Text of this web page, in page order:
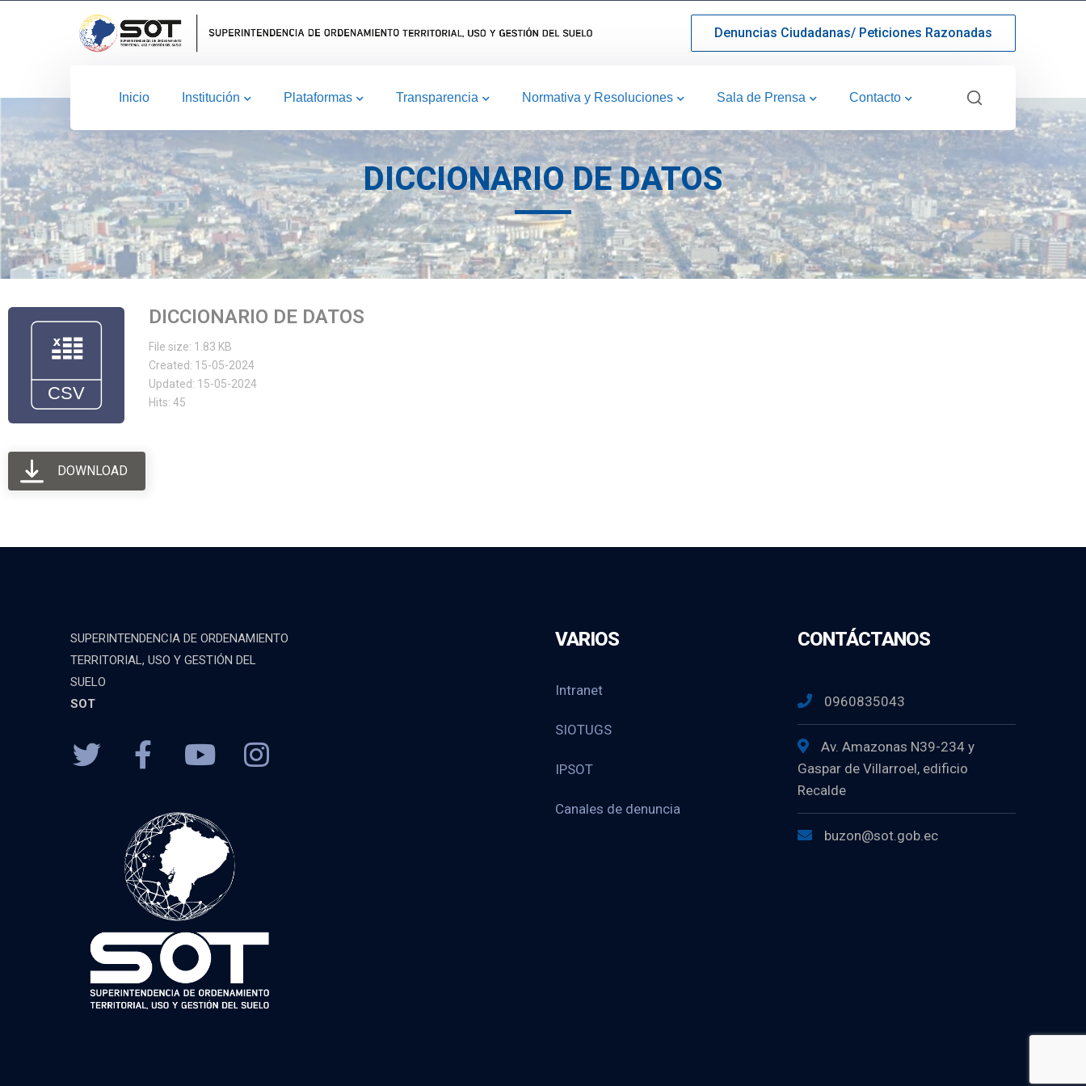
Denuncias Ciudadanas/ Peticiones Razonadas
Inicio Institución Plataformas Transparencia Normativa y Resoluciones Sala de Prensa Contacto
DICCIONARIO DE DATOS
DICCIONARIO DE DATOS
File size: 1.83 KB
Created: 15-05-2024
Updated: 15-05-2024
Hits: 45
DOWNLOAD
SUPERINTENDENCIA DE ORDENAMIENTO
TERRITORIAL, USO Y GESTIÓN DEL
SUELO
SOT
VARIOS
Intranet
SIOTUGS
IPSOT
Canales de denuncia
CONTÁCTANOS
0960835043
Av. Amazonas N39-234 y
Gaspar de Villarroel, edificio
Recalde
buzon@sot.gob.ec